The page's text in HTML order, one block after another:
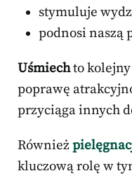
stymuluje
podnosi naszą
Uśmiechto kolejny
poprawę
przyciąga innych
Również
kluczową rolę w